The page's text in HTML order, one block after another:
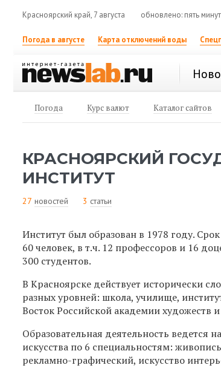
Красноярский край, 7 августа обновлено: пять
Погода в августе Карта отключений воды
Погода Курс валют Каталог сайтов
КРАСНОЯРСКИЙ
ИНСТИТУТ
27 новостей 3 статьи
Институт был образован в 1978 году.
60 человек, в т.ч. 12 профессоров и 16
300 студентов.
В Красноярске действует исторически
разных уровней: школа, училище,
Восток Российской академии художеств
Образовательная деятельность ведется
искусства по 6 специальностям:
рекламно-графический, искусство